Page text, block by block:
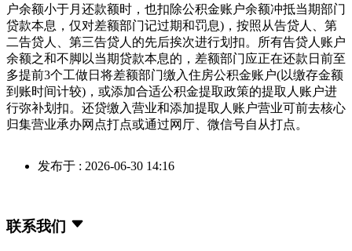
户余额小于月还款额时，也扣除公积金账户余额冲抵当期部门
贷款本息，仅对差额部门记过期和罚息)，按照从告贷人、第
二告贷人、第三告贷人的先后挨次进行划扣。所有告贷人账户
余额之和不脚以当期贷款本息的，差额部门应正在还款日前至
多提前3个工做日将差额部门缴入住房公积金账户(以缴存金额
到账时间计较)，或添加合适公积金提取政策的提取人账户进
行弥补划扣。还贷缴入营业和添加提取人账户营业可前去核心
归集营业承办网点打点或通过网厅、微信号自从打点。
发布于 : 2026-06-30 14:16
联系我们